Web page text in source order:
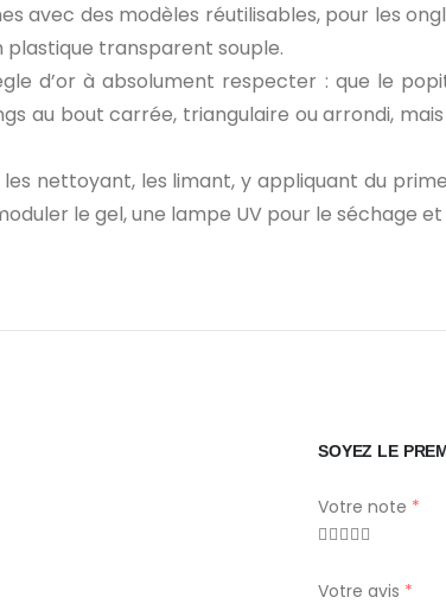
avec des modèles réutilisables, pour les
transparent souple.
d’or à absolument respecter : que le
au bout carrée, triangulaire ou arrondi,
nettoyant, les limant, y appliquant du
le gel, une lampe UV pour le séchage
SOYEZ LE
Votre note *
Votre avis *